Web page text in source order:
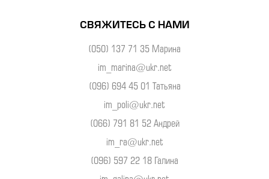
СВЯЖИТЕСЬ С НАМИ
(050) 137 71 35 Марина
im_marina@ukr.net
(096) 694 45 01 Татьяна
im_poli@ukr.net
(066) 791 81 52 Андрей
im_ra@ukr.net
(096) 597 22 18 Галина